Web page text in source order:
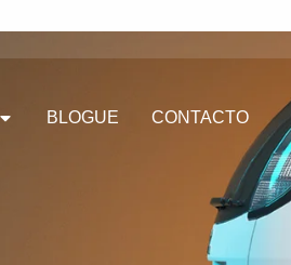
BLOGUE CONTACTO